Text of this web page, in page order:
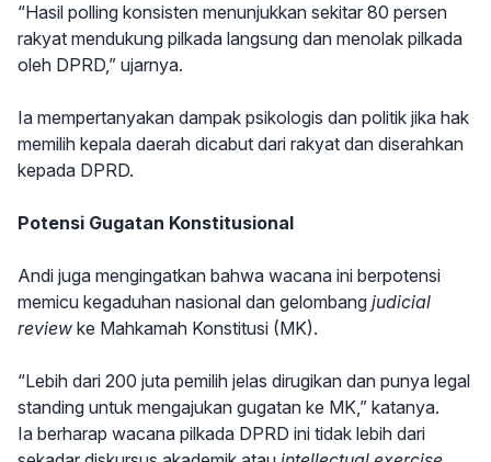
“Hasil polling konsisten menunjukkan sekitar 80 persen
rakyat mendukung pilkada langsung dan menolak pilkada
oleh DPRD,” ujarnya.
Ia mempertanyakan dampak psikologis dan politik jika hak
memilih kepala daerah dicabut dari rakyat dan diserahkan
kepada DPRD.
Potensi Gugatan Konstitusional
Andi juga mengingatkan bahwa wacana ini berpotensi
memicu kegaduhan nasional dan gelombang judicial
review ke Mahkamah Konstitusi (MK).
“Lebih dari 200 juta pemilih jelas dirugikan dan punya legal
standing untuk mengajukan gugatan ke MK,” katanya.
Ia berharap wacana pilkada DPRD ini tidak lebih dari